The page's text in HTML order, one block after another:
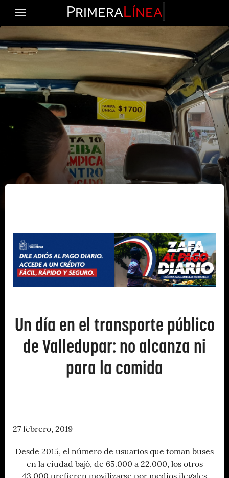
PrimeraLínea
Un día en el transporte público
de Valledupar: no alcanza ni
para la comida
27 febrero, 2019
Desde 2015, el número de usuarios que toman buses
en la ciudad bajó, de 65.000 a 22.000, los otros